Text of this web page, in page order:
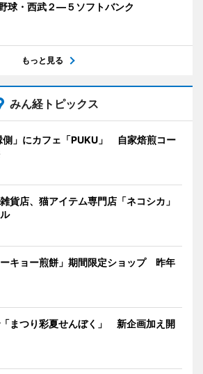
球・西武２―５ソフトバンク
もっと見る
みん経トピックス
側」にカフェ「PUKU」 自家焙煎コー
貨店、猫アイテム専門店「ネコシカ」
キョー煎餅」期間限定ショップ 昨年
まつり彩夏せんぼく」 新企画加え開